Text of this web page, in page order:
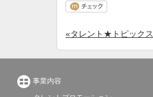
«タレント★トピック
 事業内容